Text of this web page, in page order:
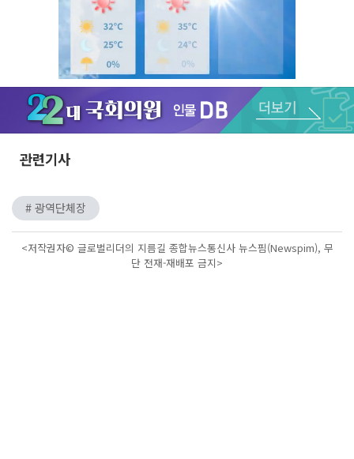
Unmute
관련기사
# 광역단체장
<저작권자© 글로벌리더의 지름길 종합뉴스통신사 뉴스핌(Newspim), 무
단 전재-재배포 금지>